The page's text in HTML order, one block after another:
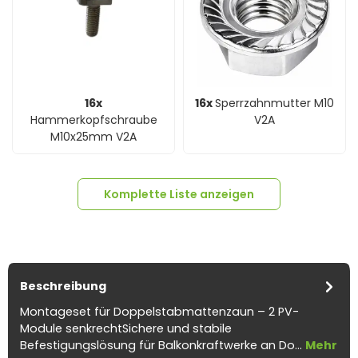
16x
Hammerkopfschraube
M10x25mm V2A
16xSperrzahnmutter M10
V2A
4xSCHWARZE Aluminium-
Schiene Solar Anlagen -
1,2 Meter
8xClassic Flachverbinder
4xModulendklemme Klick
ALU schwarz - 30mm
2xModulmittelklemme
Klick ALU schwarz 28-
4xRechteckkappen
40x40x28mm schwarz PE
Komplette Liste anzeigen
Beschreibung
Montageset für Doppelstabmattenzaun – 2 PV-
Module senkrechtSichere und stabile
Befestigungslösung für Balkonkraftwerke an Do… Mehr